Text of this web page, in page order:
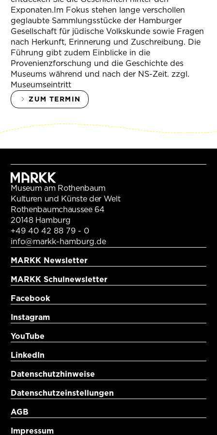
Exponaten.Im Fokus stehen lange verschollen
geglaubte Sammlungsstücke der Hamburger
Gesellschaft für jüdische Volkskunde sowie Fragen
nach Herkunft, Erinnerung und Zuschreibung. Die
Führung gibt zudem Einblicke in die
Provenienzforschung und die Geschichte des
Museums während und nach der NS-Zeit. zzgl.
Museumseintritt
ZUM TERMIN
Museum am Rothenbaum
Kulturen und Künste der Welt
Rothenbaumchaussee 64
20148 Hamburg
+49 40 42 88 79 - 0
info@markk-hamburg.de
MARKK Newsletter
MARKK Schulnewsletter
Facebook
Instagram
YouTube
LinkedIn
Datenschutzhinweise
Datenschutzeinstellungen
AGB
Impressum